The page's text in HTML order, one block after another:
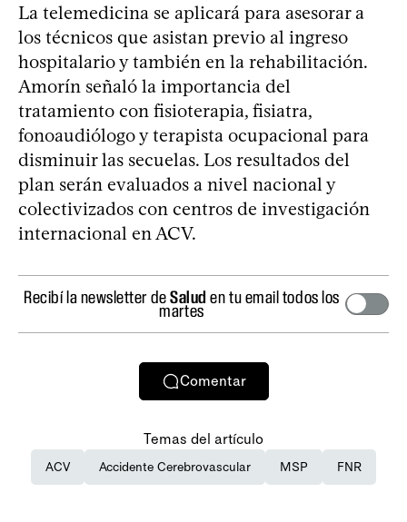
La telemedicina se aplicará para asesorar a
los técnicos que asistan previo al ingreso
hospitalario y también en la rehabilitación.
Amorín señaló la importancia del
tratamiento con fisioterapia, fisiatra,
fonoaudiólogo y terapista ocupacional para
disminuir las secuelas. Los resultados del
plan serán evaluados a nivel nacional y
colectivizados con centros de investigación
internacional en ACV.
Recibí la newsletter deSalud en tu email todos los
martes
Comentar
Temas del artículo
ACV Accidente Cerebrovascular MSP FNR